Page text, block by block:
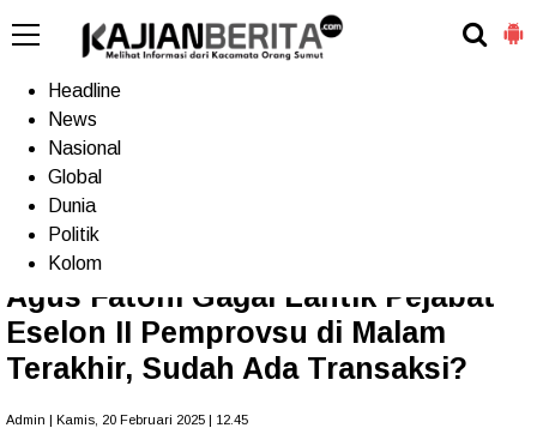
Home
Headline
News
Nasional
Global
Dunia
Politik
Kolom
Terkini
Agus Fatoni Gagal Lantik Pejabat
Eselon II Pemprovsu di Malam
Terakhir, Sudah Ada Transaksi?
Admin | Kamis, 20 Februari 2025 | 12.45